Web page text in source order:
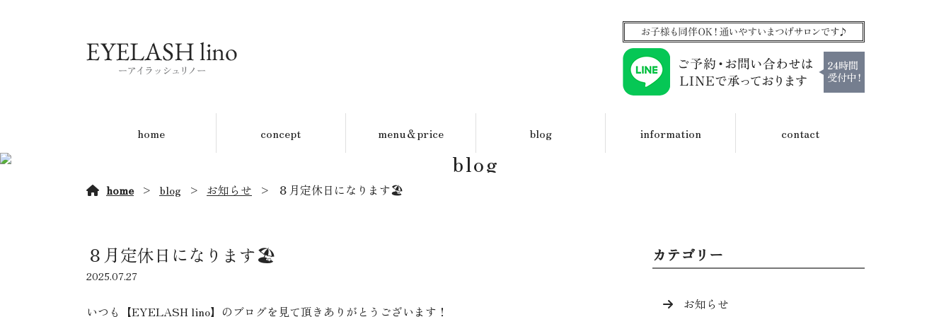
home concept menu＆price blog information contact
blog
home blog お知らせ ８月定休日になります🏖️
８月定休日になります🏖️
2025.07.27
いつも【EYELASH lino】のブログを見て頂きありがとうございます！
カテゴリー
お知らせ